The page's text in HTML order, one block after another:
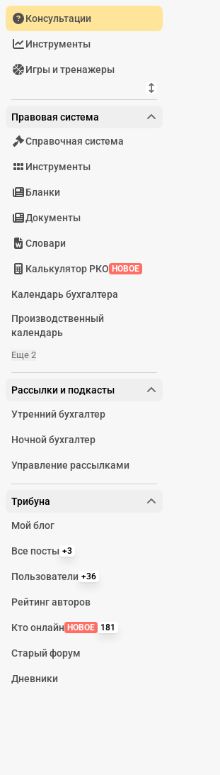
Консультации
Инструменты
Игры и тренажеры
Правовая система
Справочная система
Инструменты
Бланки
Документы
Словари
Калькулятор РКО НОВОЕ
Календарь бухгалтера
Производственный
календарь
Еще 2
Рассылки и подкасты
Утренний бухгалтер
Ночной бухгалтер
Управление рассылками
Трибуна
Мой блог
Все посты +3
Пользователи +36
Рейтинг авторов
Кто онлайн НОВОЕ 181
Старый форум
Дневники